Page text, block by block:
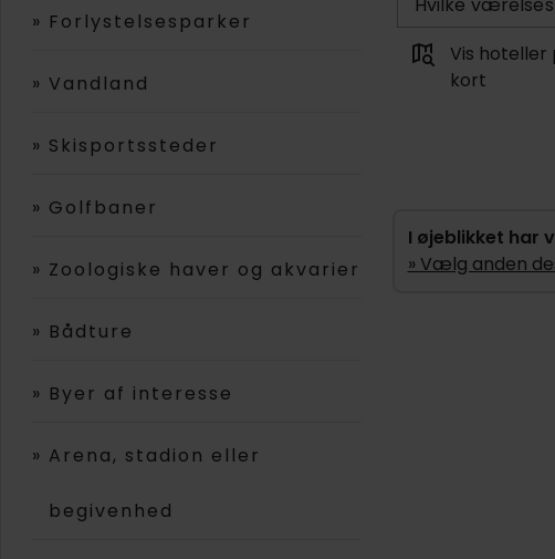
» Forlystelsesparker
» Vandland
» Skisportssteder
» Golfbaner
» Zoologiske haver og akvarier
» Bådture
» Byer af interesse
» Arena, stadion eller
begivenhed
Vis hoteller
kort
I øjeblikket har
» Vælg anden